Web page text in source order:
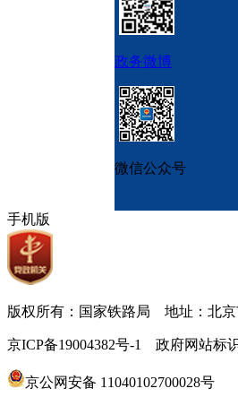
政务微博
微信公众号
手机版
版权所有：国家铁路局 地址：北京
京ICP备19004382号-1 政府网站标
京公网安备 11040102700028号